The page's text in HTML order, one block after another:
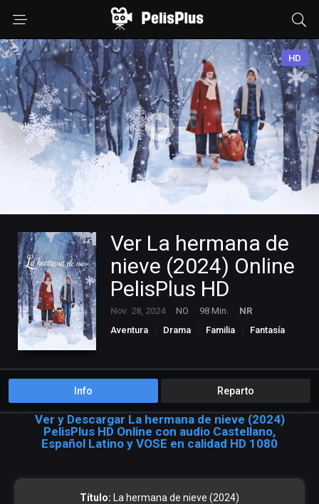
HD
Ver La hermana de
nieve (2024) Online
PelisPlus HD
Nov. 28, 2024 NO 98 Min.
NR
Aventura
Drama Familia Fantasía
Info Reparto
Ver y Descargar La hermana de nieve (2024)
PelisPlus HD Online con audio Castellano,
Español Latino y VOSE en calidad HD 1080
Título: La hermana de nieve (2024)